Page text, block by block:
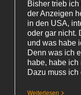
Bisher trieb
der Anzeigen
in den USA,
oder gar nicht.
und was habe
Denn was ich
habe, habe
Dazu muss ich
Weiterlesen